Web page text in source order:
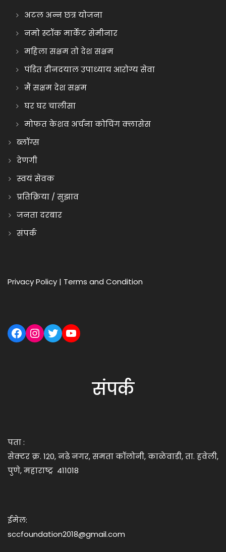
अटल अन्न छत्र योजना
नमो स्टॉक मार्केट सेमीनार
महिला सक्षम तो देश सक्षम
पंडित दीनदयाल उपाध्याय आरोग्य सेवा
मैं सक्षम देश सक्षम
घर घर चालीसा
मोफत केशव अर्चना कोचिंग क्लासेस
ब्लॉग्स
देणगी
स्वयं सेवक
प्रतिक्रिया / सुझाव
जनता दरबार
संपर्क
Privacy Policy | Terms and Condition
संपर्क
पता :
सेक्टर क्र. 120, नढे नगर, समता कॉलोनी, काळेवाडी, ता. हवेली,
पुणे, महाराष्ट्र 411018
ईमेल:
sccfoundation2018@gmail.com